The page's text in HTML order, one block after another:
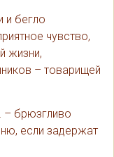
и бегло
чувство,
жизни,
– товарищей
– брюзгливо
если задержат